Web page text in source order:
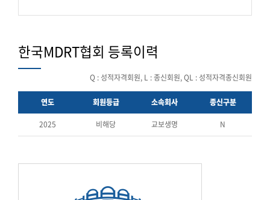
한국MDRT협회 등록이력
Q : 성적자격회원, L : 종신회원, QL : 성적자격종신회원
연도 회원등급 소속회사 종신구분
2025 비해당 교보생명 N